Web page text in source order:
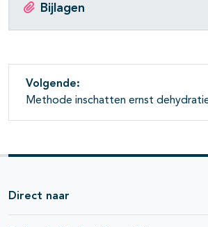
Bijlagen
Volgende:
Methode inschatten ernst
Direct naar